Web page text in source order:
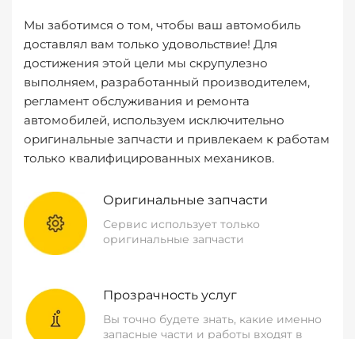
Мы заботимся о том, чтобы ваш автомобиль
доставлял вам только удовольствие! Для
достижения этой цели мы скрупулезно
выполняем, разработанный производителем,
регламент обслуживания и ремонта
автомобилей, используем исключительно
оригинальные запчасти и привлекаем к работам
только квалифицированных механиков.
Оригинальные запчасти
Сервис использует только
оригинальные запчасти
Прозрачность услуг
Вы точно будете знать, какие именно
запасные части и работы входят в